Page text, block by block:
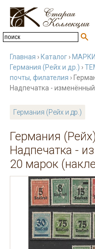
Главная › Каталог › МАРКИ
Германия (Рейх и др.) ›
почты, филателия ›
Надпечатка -
Германия (Рейх и др.)
Германия
Надпечатка -
20 марок